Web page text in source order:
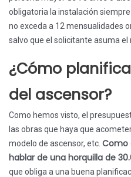
obligatoria la instalación
no exceda a 12 mensualidades
salvo que el solicitante asuma el
¿Cómo
del ascensor?
Como hemos visto, el
las obras que haya que
modelo de ascensor, etc. Como
hablar de una horquilla de
que obliga a una buena